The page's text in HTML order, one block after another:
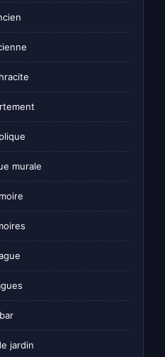
murale
bar
jardin